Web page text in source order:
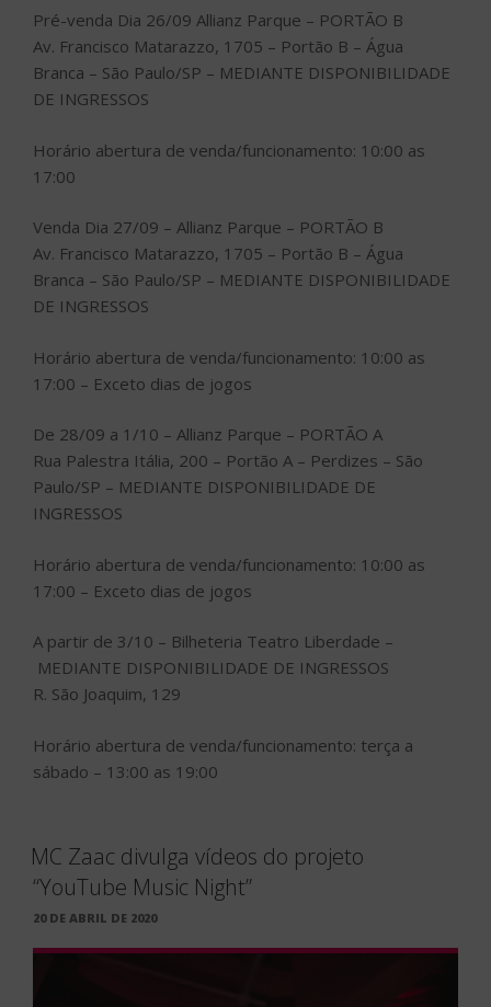
Pré-venda Dia 26/09 Allianz Parque – PORTÃO B
Av. Francisco Matarazzo, 1705 – Portão B – Água
Branca – São Paulo/SP – MEDIANTE DISPONIBILIDADE
DE INGRESSOS
Horário abertura de venda/funcionamento: 10:00 as
17:00
Venda Dia 27/09 – Allianz Parque – PORTÃO B
Av. Francisco Matarazzo, 1705 – Portão B – Água
Branca – São Paulo/SP – MEDIANTE DISPONIBILIDADE
DE INGRESSOS
Horário abertura de venda/funcionamento: 10:00 as
17:00 – Exceto dias de jogos
De 28/09 a 1/10 – Allianz Parque – PORTÃO A
Rua Palestra Itália, 200 – Portão A – Perdizes – São
Paulo/SP – MEDIANTE DISPONIBILIDADE DE
INGRESSOS
Horário abertura de venda/funcionamento: 10:00 as
17:00 – Exceto dias de jogos
A partir de 3/10 – Bilheteria Teatro Liberdade –
MEDIANTE DISPONIBILIDADE DE INGRESSOS
R. São Joaquim, 129
Horário abertura de venda/funcionamento: terça a
sábado – 13:00 as 19:00
MC Zaac divulga vídeos do projeto
“YouTube Music Night”
PUBLICADO
20 DE ABRIL DE 2020